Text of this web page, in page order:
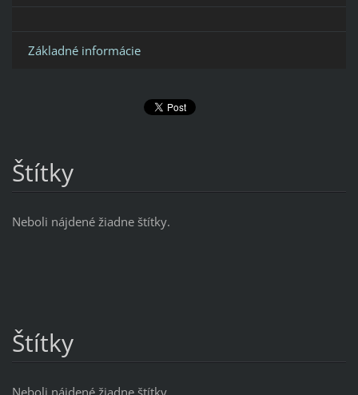
Základné informácie
Štítky
Neboli nájdené žiadne štítky.
Štítky
Neboli nájdené žiadne štítky.